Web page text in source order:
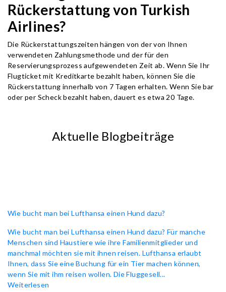
Rückerstattung von Turkish
Airlines?
Die Rückerstattungszeiten hängen von der von Ihnen
verwendeten Zahlungsmethode und der für den
Reservierungsprozess aufgewendeten Zeit ab. Wenn Sie Ihr
Flugticket mit Kreditkarte bezahlt haben, können Sie die
Rückerstattung innerhalb von 7 Tagen erhalten. Wenn Sie bar
oder per Scheck bezahlt haben, dauert es etwa 20 Tage.
Aktuelle Blogbeiträge
Wie bucht man bei Lufthansa einen Hund dazu?
Wie bucht man bei Lufthansa einen Hund dazu? Für manche
Menschen sind Haustiere wie ihre Familienmitglieder und
manchmal möchten sie mit ihnen reisen. Lufthansa erlaubt
Ihnen, dass Sie eine Buchung für ein Tier machen können,
wenn Sie mit ihm reisen wollen. Die Fluggesell...
Weiterlesen